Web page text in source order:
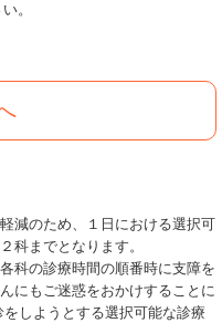
。
減のため、１日における選択可
科までとなります。
科の診療時間の順番時に支障を
にもご迷惑をおかけすることに
しようとする選択可能な診療